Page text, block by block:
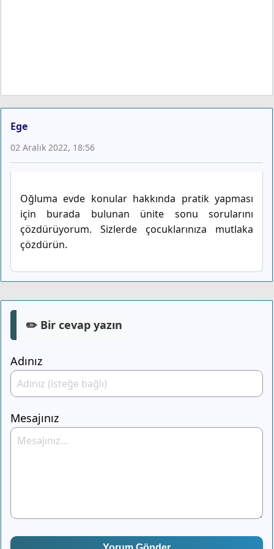
Ege
02 Aralık 2022, 18:56
Oğluma evde konular hakkında pratik yapması
için burada bulunan ünite sonu sorularını
çözdürüyorum. Sizlerde çocuklarınıza mutlaka
çözdürün.
✏️ Bir cevap yazın
Adınız
Mesajınız